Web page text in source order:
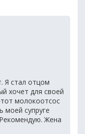
Я стал отцом
хочет для своей
молокоотсос
моей супруге
Жена